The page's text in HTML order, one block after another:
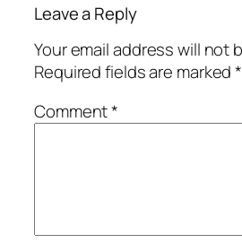
Leave a Reply
Your email address will not
Required fields are marked*
Comment*